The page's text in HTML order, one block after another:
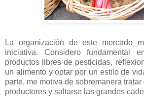
La organización de este mercado
iniciativa. Considero fundamental
productos libres de pesticidas,
un alimento y optar por un estilo de
parte, me motiva de sobremanera
productores y saltarse las grandes